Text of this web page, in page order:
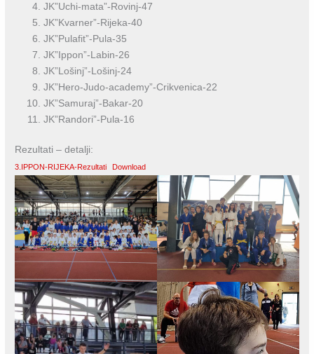
JK”Uchi-mata”-Rovinj-47
JK”Kvarner”-Rijeka-40
JK”Pulafit”-Pula-35
JK”Ippon”-Labin-26
JK”Lošinj”-Lošinj-24
JK”Hero-Judo-academy”-Crikvenica-22
JK”Samuraj”-Bakar-20
JK”Randori”-Pula-16
Rezultati – detalji:
3.IPPON-RIJEKA-Rezultati Download